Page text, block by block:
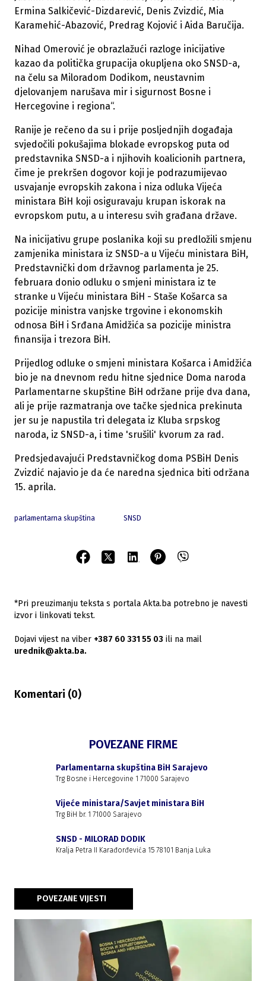
Ermina Salkičević-Dizdarević, Denis Zvizdić, Mia
Karamehić-Abazović, Predrag Kojović i Aida Baručija.
Nihad Omerović je obrazlažući razloge inicijative
kazao da politička grupacija okupljena oko SNSD-a,
na čelu sa Miloradom Dodikom, neustavnim
djelovanjem narušava mir i sigurnost Bosne i
Hercegovine i regiona“.
Ranije je rečeno da su i prije posljednjih događaja
svjedočili pokušajima blokade evropskog puta od
predstavnika SNSD-a i njihovih koalicionih partnera,
čime je prekršen dogovor koji je podrazumijevao
usvajanje evropskih zakona i niza odluka Vijeća
ministara BiH koji osiguravaju krupan iskorak na
evropskom putu, a u interesu svih građana države.
Na inicijativu grupe poslanika koji su predložili smjenu
zamjenika ministara iz SNSD-a u Vijeću ministara BiH,
Predstavnički dom državnog parlamenta je 25.
februara donio odluku o smjeni ministara iz te
stranke u Vijeću ministara BiH - Staše Košarca sa
pozicije ministra vanjske trgovine i ekonomskih
odnosa BiH i Srđana Amidžića sa pozicije ministra
finansija i trezora BiH.
Prijedlog odluke o smjeni ministara Košarca i Amidžića
bio je na dnevnom redu hitne sjednice Doma naroda
Parlamentarne skupštine BiH održane prije dva dana,
ali je prije razmatranja ove tačke sjednica prekinuta
jer su je napustila tri delegata iz Kluba srpskog
naroda, iz SNSD-a, i time 'srušili' kvorum za rad.
Predsjedavajući Predstavničkog doma PSBiH Denis
Zvizdić najavio je da će naredna sjednica biti održana
15. aprila.
parlamentarna skupština SNSD
*Pri preuzimanju teksta s portala Akta.ba potrebno je navesti
izvor i linkovati tekst.
Dojavi vijest na viber +387 60 331 55 03 ili na mail
urednik@akta.ba.
Komentari (0)
POVEZANE FIRME
Parlamentarna skupština BiH Sarajevo
Trg Bosne i Hercegovine 1 71000 Sarajevo
Vijeće ministara/Savjet ministara BiH
Trg BiH br. 1 71000 Sarajevo
SNSD - MILORAD DODIK
Kralja Petra II Karađorđevića 15 78101 Banja Luka
POVEZANE VIJESTI